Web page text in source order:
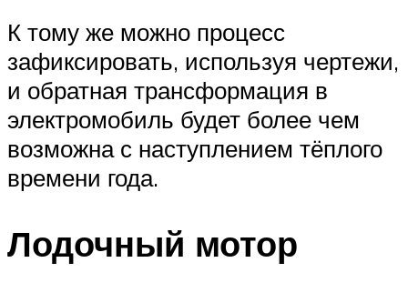
К тому же можно процесс
зафиксировать, используя чертежи,
и обратная трансформация в
электромобиль будет более чем
возможна с наступлением тёплого
времени года.
Лодочный мотор